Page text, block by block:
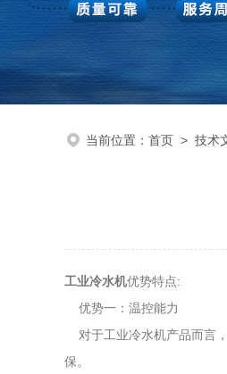
当前位置： 首页 > 技术
工业冷水机优势特点:
优势一：温控能力
对于工业冷水机产品而言
保。